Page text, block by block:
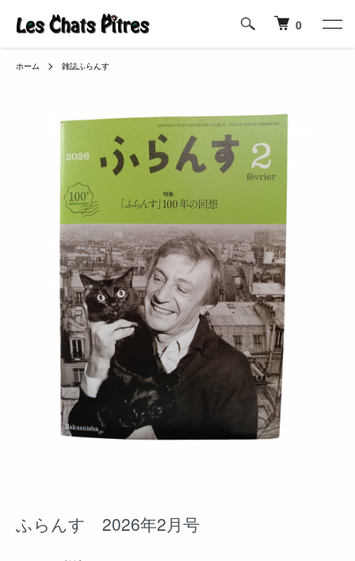
0
ホーム 雑誌ふらんす
ふらんす 2026年2月号